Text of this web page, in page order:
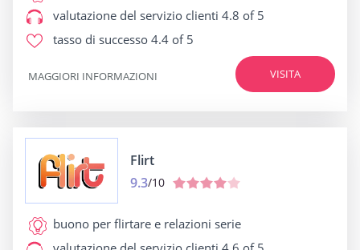
valutazione del servizio clienti 4.8 of 5
tasso di successo 4.4 of 5
VISITA
MAGGIORI INFORMAZIONI
Flirt
9.3/10
buono per flirtare e relazioni serie